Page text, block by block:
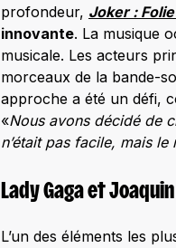
profondeur, Joker :
innovante. La musique
musicale. Les acteurs
morceaux de la bande-
approche a été un défi,
«Nous avons décidé de
n’était pas facile, mais
Lady Gaga et
L’un des éléments les